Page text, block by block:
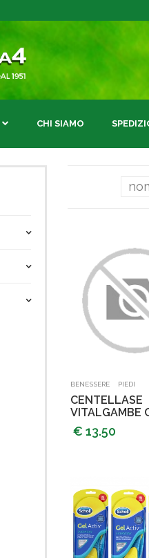
CHI SIAMO
BENESSERE- PIEDI
CENTELLASE
VITALGAMBE
€ 13.50